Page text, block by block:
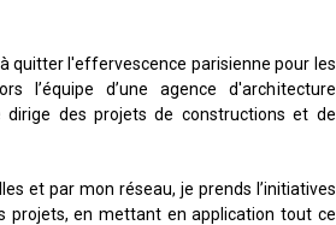
quitter l'effervescence parisienne pour les
l’équipe d’une agence d'architecture
des projets de constructions et de
et par mon réseau, je prends l’initiatives
projets, en mettant en application tout ce